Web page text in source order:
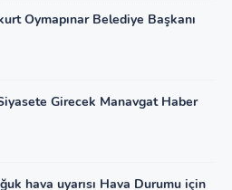
Oymapınar Belediye Başkanı
Girecek Manavgat Haber
hava uyarısı Hava Durumu için